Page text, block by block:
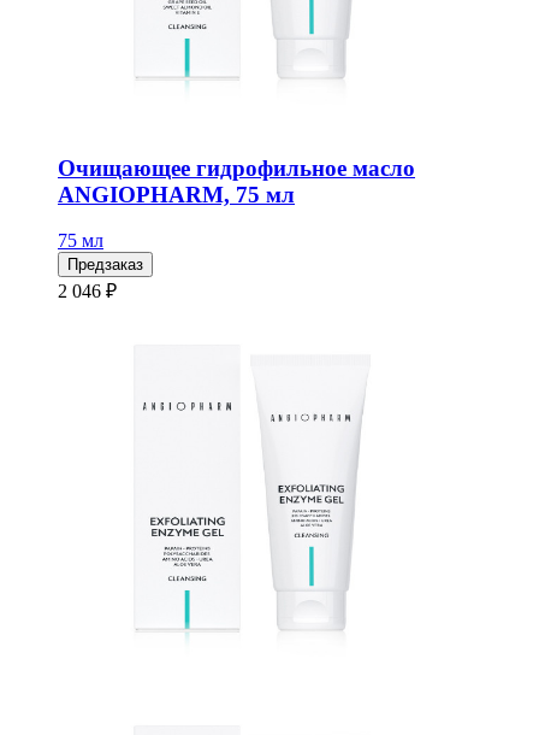
Очищающее гидрофильное масло
ANGIOPHARM, 75 мл
75 мл
Предзаказ
2 046 ₽